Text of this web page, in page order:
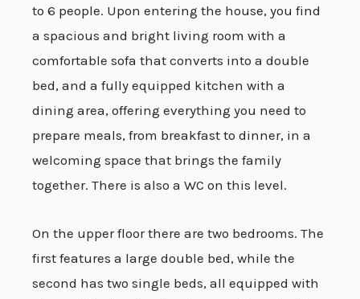
to 6 people. Upon entering the house, you find
a spacious and bright living room with a
comfortable sofa that converts into a double
bed, and a fully equipped kitchen with a
dining area, offering everything you need to
prepare meals, from breakfast to dinner, in a
welcoming space that brings the family
together. There is also a WC on this level.
On the upper floor there are two bedrooms. The
first features a large double bed, while the
second has two single beds, all equipped with